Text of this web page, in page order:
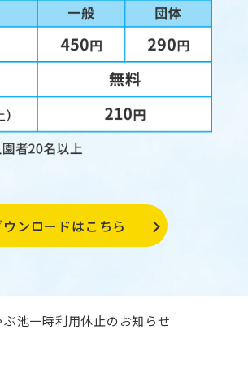
ンロードはこちら
池一時利用休止のお知らせ